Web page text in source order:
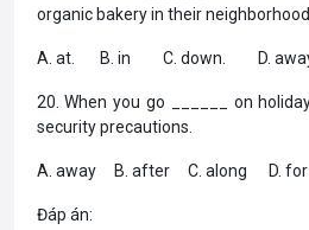
organic bakery in their neighborhood.
A. at. B. in C. down. D.
20. When you go ______ on
security precautions.
A. away B. after C. along D. for
Đáp án: